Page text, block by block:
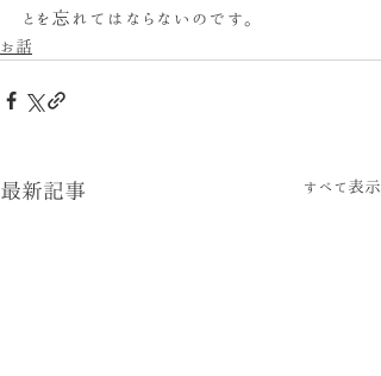
とを忘れてはならないのです。
お話
最新記事 すべて表示